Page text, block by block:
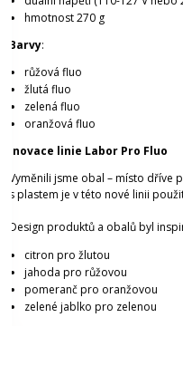
hmotnost 270 g
Barvy:
růžová fluo
žlutá fluo
zelená fluo
oranžová fluo
Inovace linie Labor Pro Fluo
Vyměnili jsme obal – místo dříve
s plastem je v této nové linii
Design produktů a obalů byl
citron pro žlutou
jahoda pro růžovou
pomeranč pro oranžovou
zelené jablko pro zelenou